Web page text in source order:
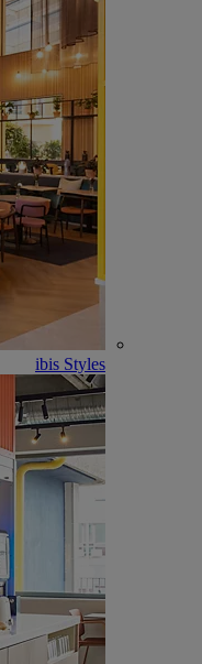
ibis Styles